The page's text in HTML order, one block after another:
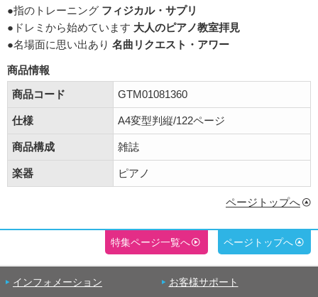
●指のトレーニング フィジカル・サプリ
●ドレミから始めています 大人のピアノ教室拝見
●名場面に思い出あり 名曲リクエスト・アワー
商品情報
商品コード
GTM01081360
仕様 A4変型判縦/122ページ
商品構成 雑誌
楽器 ピアノ
ページトップへ
特集ページ一覧へ ページトップへ
インフォメーション お客様サポート